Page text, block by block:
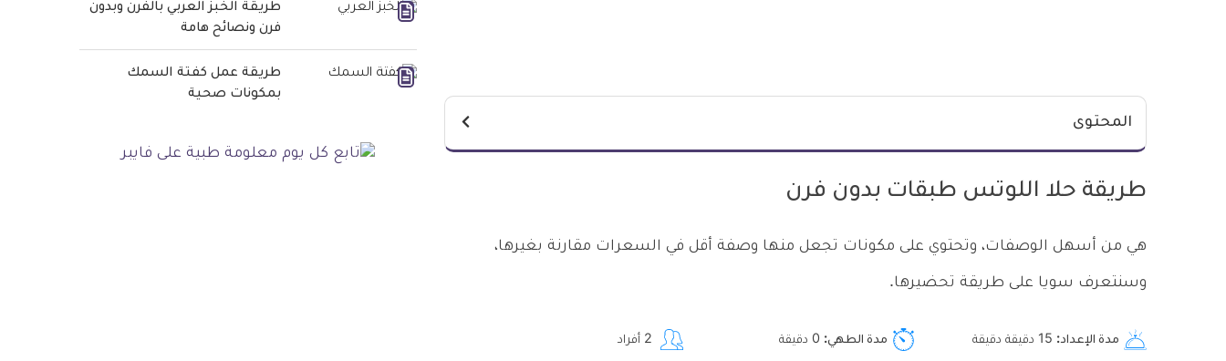
المحتوى
طريقة حلا اللوتس طبقات بدون فرن
هي من أسهل الوصفات، وتحتوي على مكونات تجعل منها وصفة أقل في السعرات مقارنة بغيرها،
وسنتعرف سويا على طريقة تحضيرها.
مدة الإعداد دقيقة مدة الطهي دقيقة أفراد
طريقة الخبز العربي بالفرن وبدون
فرن ونصائح هامة
طريقة عمل كفتة السمك
بمكونات صحية